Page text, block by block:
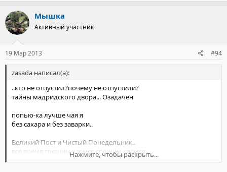
Мышка
Активный участник
19 Мар 2013 #94
zasada написал(а):
..кто не отпустил?почему не отпустили?
тайны мадридского двора... Озадачен
попью-ка лучше чая я
без сахара и без заварки..
Великий Пост и Чистый Понедельник..
всё время грешим,каемся,грешим,каемся..
опять грешим и опять каемся..
Нажмите, чтобы раскрыть...